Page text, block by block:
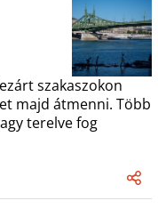
szakaszokon
majd átmenni. Több
terelve fog